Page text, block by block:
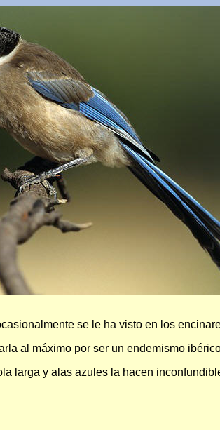
se le ha visto en los
al máximo por ser un endemismo
larga y alas azules la hacen